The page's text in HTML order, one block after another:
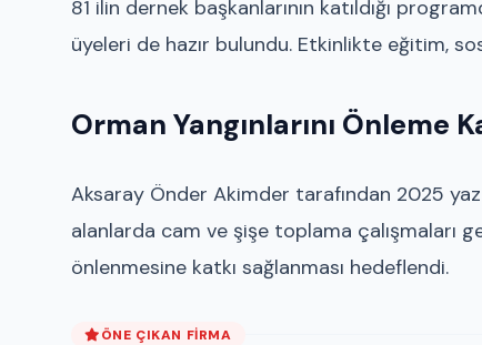
81 ilin dernek başkanlarının katıldığı
üyeleri de hazır bulundu. Etkinlikte eğitim,
Orman Yangınlarını Önleme
Aksaray Önder Akimder tarafından 2025
alanlarda cam ve şişe toplama çalışmaları
önlenmesine katkı sağlanması hedeflendi.
ÖNE ÇIKAN FIRMA